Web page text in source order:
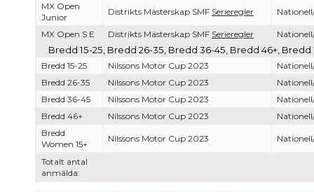
Totalt antal
anmälda:
MX Open
Junior
Distrikts Mästerskap SMF Serieregler
MX Open S E Distrikts Mästerskap SMF Serieregler
Bredd 15-25, Bredd 26-35, Bredd 36-45, Bredd 46+,
Bredd 15-25 Nilssons Motor Cup 2023
Bredd 26-35
Nilssons Motor Cup 2023
Bredd 36-45
Nilssons Motor Cup 2023
Bredd 46+
Nilssons Motor Cup 2023
Bredd
Women 15+
Nilssons Motor Cup 2023